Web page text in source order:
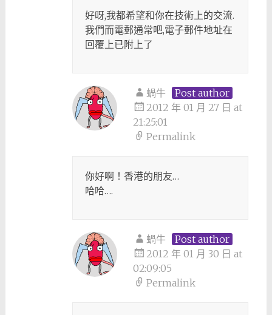
好呀,我都希望和你在技術上的交流.
我們而電郵通常吧,電子郵件地址在
回覆上已附上了
蝸牛
Post author
2012 年 01 月 27 日 at
21:25:01
Permalink
你好啊！香港的朋友…
哈哈….
蝸牛
Post author
2012 年 01 月 30 日 at
02:09:05
Permalink